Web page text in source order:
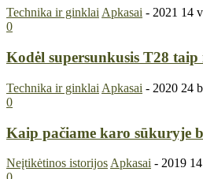
Technika ir ginklai Apkasai - 2021 14
0
Kodėl supersunkusis T28
Technika ir ginklai Apkasai - 2020 24
0
Kaip pačiame karo sūkuryje
Neįtikėtinos istorijos Apkasai - 2019